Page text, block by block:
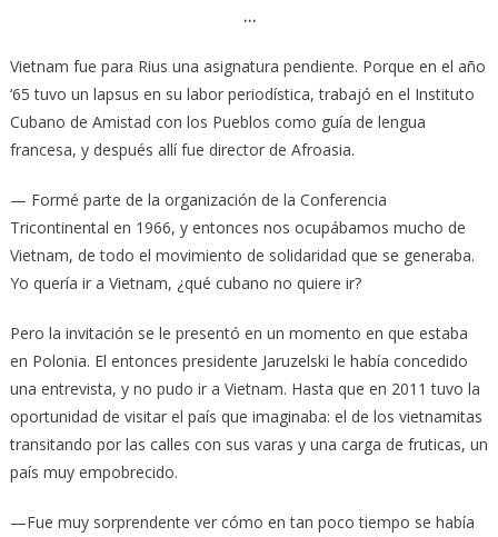
…
Vietnam fue para Rius una asignatura pendiente. Porque en el año
‘65 tuvo un lapsus en su labor periodística, trabajó en el Instituto
Cubano de Amistad con los Pueblos como guía de lengua
francesa, y después allí fue director de Afroasia.
— Formé parte de la organización de la Conferencia
Tricontinental en 1966, y entonces nos ocupábamos mucho de
Vietnam, de todo el movimiento de solidaridad que se generaba.
Yo quería ir a Vietnam, ¿qué cubano no quiere ir?
Pero la invitación se le presentó en un momento en que estaba
en Polonia. El entonces presidente Jaruzelski le había concedido
una entrevista, y no pudo ir a Vietnam. Hasta que en 2011 tuvo la
oportunidad de visitar el país que imaginaba: el de los vietnamitas
transitando por las calles con sus varas y una carga de fruticas, un
país muy empobrecido.
—Fue muy sorprendente ver cómo en tan poco tiempo se había